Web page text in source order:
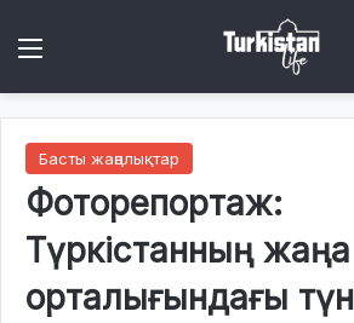
Басты жаңалықтар
Фоторепортаж:
Түркістанның жаңа
орталығындағы